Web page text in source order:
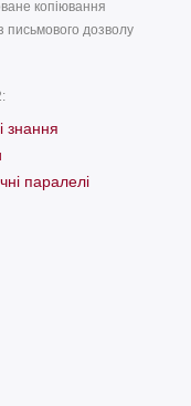
копіювання
письмового дозволу
знання
паралелі